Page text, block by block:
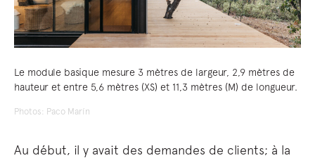
Le module basique mesure 3 mètres de largeur, 2,9 mètres de
hauteur et entre 5,6 mètres (XS) et 11,3 mètres (M) de longueur.
Photos: Paco Marín
Au début, il y avait des demandes de clients; à la